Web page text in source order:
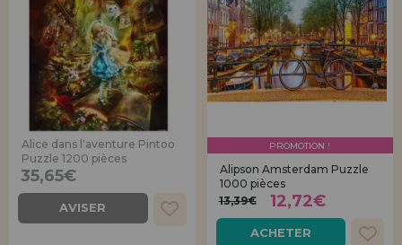
Alice dans l'aventure Pintoo
Puzzle 1200 pièces
35,65€
AVISER
PROMOTION !
Alipson Amsterdam Puzzle
1000 pièces
13,39€
12,72€
ACHETER